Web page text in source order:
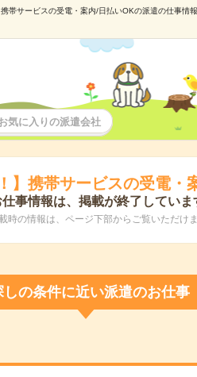
携帯サービスの受電・案内/日払いOKの派遣の仕事
気に入りの派遣会社
】携帯サービスの受電・
事情報は、掲載が終了していま
時の情報は、ページ下部からご覧いただけま
しの条件に近い派遣のお仕事